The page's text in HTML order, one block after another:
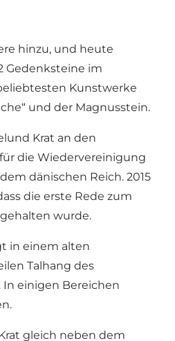
hinzu, und heute
Gedenksteine im
Kunstwerke
und der Magnusstein.
Krat an den
die Wiedervereinigung
dänischen Reich. 2015
die erste Rede zum
wurde.
in einem alten
Talhang des
In einigen Bereichen
gleich neben dem